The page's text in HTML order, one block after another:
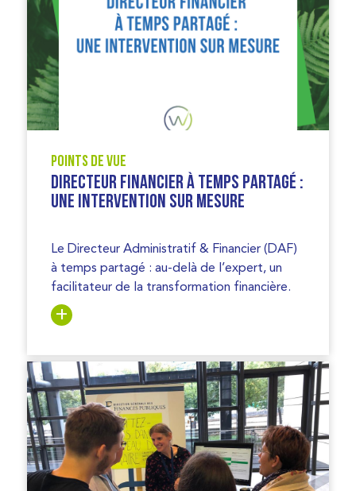
Points de vue
Directeur Financier à Temps Partagé :
une intervention sur mesure
Le Directeur Administratif & Financier (DAF)
à temps partagé : au-delà de l’expert, un
facilitateur de la transformation financière.